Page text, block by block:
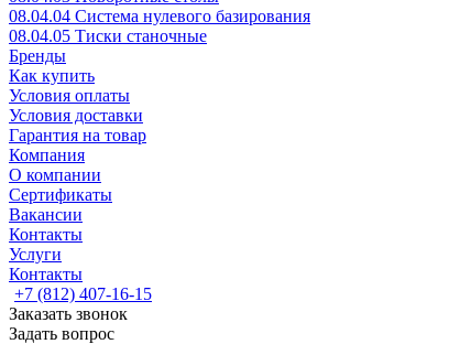
08.04.04 Система нулевого базирования
08.04.05 Тиски станочные
Бренды
Как купить
Условия оплаты
Условия доставки
Гарантия на товар
Компания
О компании
Сертификаты
Вакансии
Контакты
Услуги
Контакты
+7 (812) 407-16-15
Заказать звонок
Задать вопрос